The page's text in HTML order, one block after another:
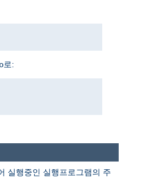
로:
실행중인 실행프로그램의 주